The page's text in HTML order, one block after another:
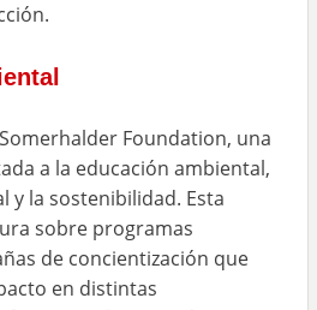
Foundation, una
a la educación ambiental,
y la sostenibilidad. Esta
sobre programas
de concientización que
en distintas